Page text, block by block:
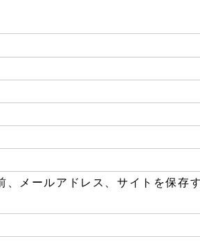
、メールアドレス、サイトを保存